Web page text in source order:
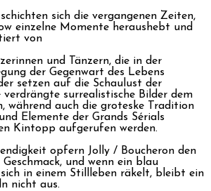
sich die vergangenen Zeiten,
einzelne Momente heraushebt und
von
und Tänzern, die in der
der Gegenwart des Lebens
setzen auf die Schaulust der
verdrängte surrealistische Bilder dem
während auch die groteske Tradition
Elemente der Grands Sérials
Kintopp aufgerufen werden.
opfern Jolly / Boucheron den
und wenn ein blau
in einem Stillleben räkelt, bleibt ein
nicht aus.